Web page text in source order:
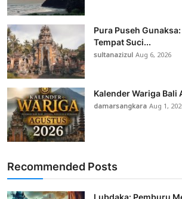
Pura Puseh
Tempat Suci...
sultanazizulAug 6, 2026
Kalender Wariga
damarsangkaraAug 1,
Recommended Posts
Lubdaka: Pemburu